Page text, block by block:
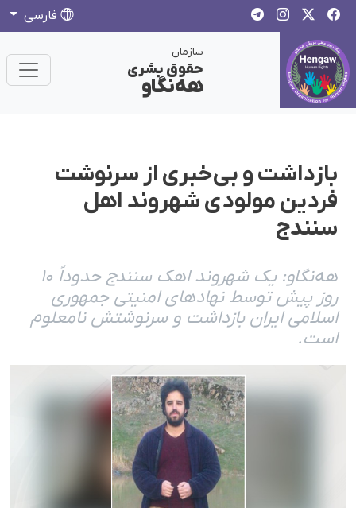
فارسی
سازمان
حقوق بشری
هەنگاو
بازداشت و بی‌خبری از سرنوشت
فردین مولودی شهروند اهل
سنندج
هه‌نگاو: یک شهروند اهک سنندج حدوداً ۱۰
روز پیش توسط نهادهای امنیتی جمهوری
اسلامی ایران بازداشت و سرنوشتش نامعلوم
است.